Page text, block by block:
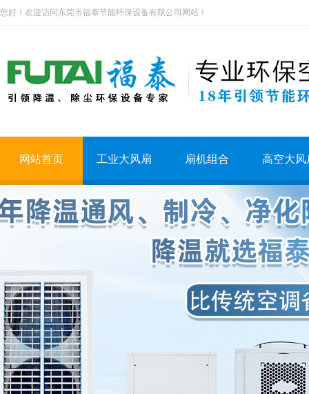
您好！欢迎访问东莞市福泰节能环保设备有限公司网站！
网站首页 工业大风扇 扇机组合 高空大风